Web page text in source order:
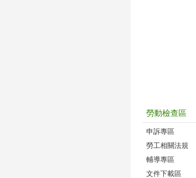
勞動檢查區
申訴專區
勞工相關法規
輔導專區
文件下載區